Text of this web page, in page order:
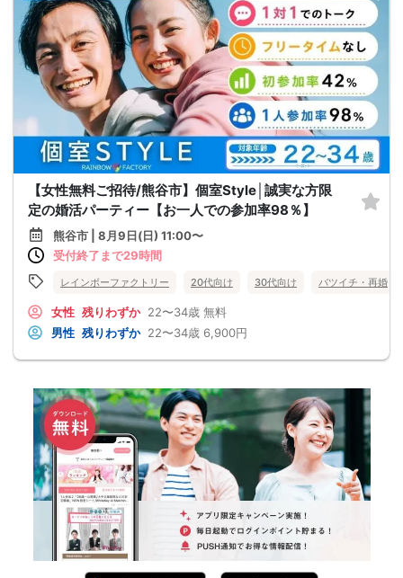
【女性無料ご招待/熊谷市】個室Style│誠実な方限
定の婚活パーティー【お一人での参加率98％】
熊谷市 | 8月9日(日) 11:00〜
受付終了まで29時間
レインボーファクトリー 20代向け 30代向け バツイチ・再婚
女性 残りわずか 22〜34歳 無料
男性 残りわずか 22〜34歳 6,900円